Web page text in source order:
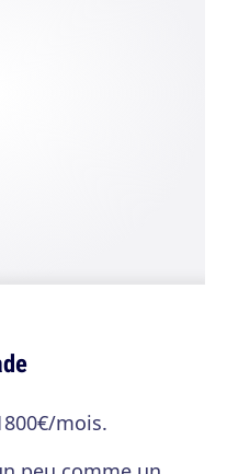
mois.